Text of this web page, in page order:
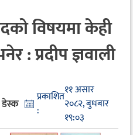
विषयमा केही
: प्रदीप ज्ञवाली
प्रकाशित
:
११ असार
२०८२, बुधबार
१९:०३